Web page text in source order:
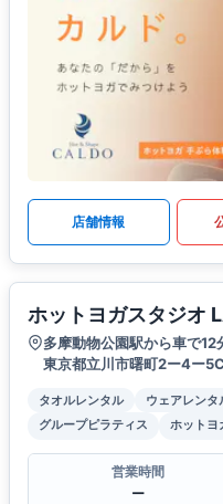
店舗情報
ホットヨガスタジオ
多摩動物公園駅から車で12
東京都立川市曙町2ー4ー
タオルレンタル ウェアレンタ
グループピラティス
ホットヨ
営業時間
ー